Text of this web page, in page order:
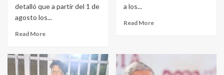
detalló que a partir del 1 de
agosto los...
Read More
a los...
Read More